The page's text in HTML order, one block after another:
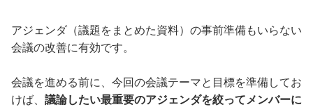
アジェンダ（議題をまとめた資料）の事前準備もいらない
会議の改善に有効です。
会議を進める前に、今回の会議テーマと目標を準備してお
けば、 議論したい最重要のアジェンダを絞ってメンバーに